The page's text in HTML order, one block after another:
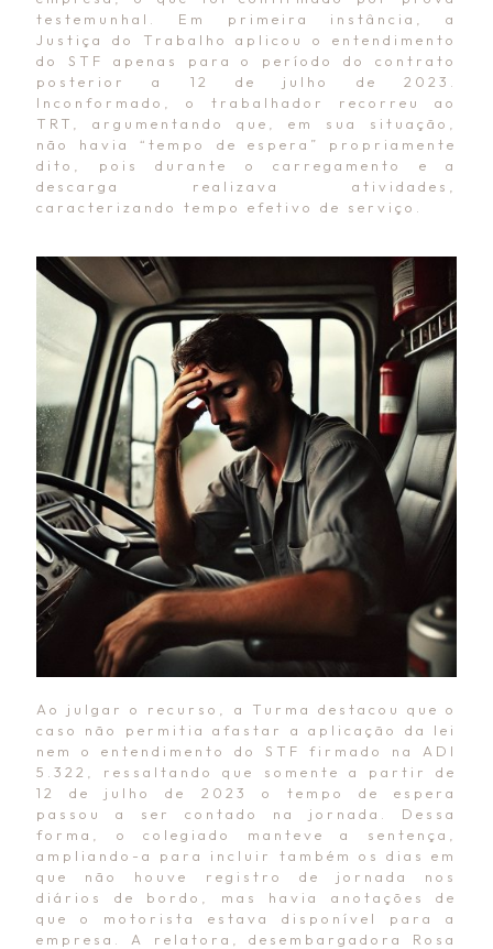
testemunhal. Em primeira instância, a
Justiça do Trabalho aplicou o entendimento
do STF apenas para o período do contrato
posterior a 12 de julho de 2023.
Inconformado, o trabalhador recorreu ao
TRT, argumentando que, em sua situação,
não havia “tempo de espera” propriamente
dito, pois durante o carregamento e a
descarga realizava atividades,
caracterizando tempo efetivo de serviço.
Ao julgar o recurso, a Turma destacou que o
caso não permitia afastar a aplicação da lei
nem o entendimento do STF firmado na ADI
5.322, ressaltando que somente a partir de
12 de julho de 2023 o tempo de espera
passou a ser contado na jornada. Dessa
forma, o colegiado manteve a sentença,
ampliando-a para incluir também os dias em
que não houve registro de jornada nos
diários de bordo, mas havia anotações de
que o motorista estava disponível para a
empresa. A relatora, desembargadora Rosa